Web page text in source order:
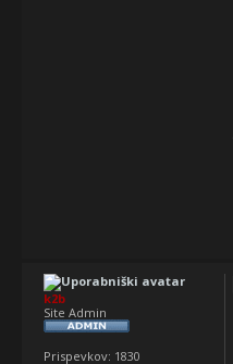
k2b
Site Admin
Prispevkov: 1830